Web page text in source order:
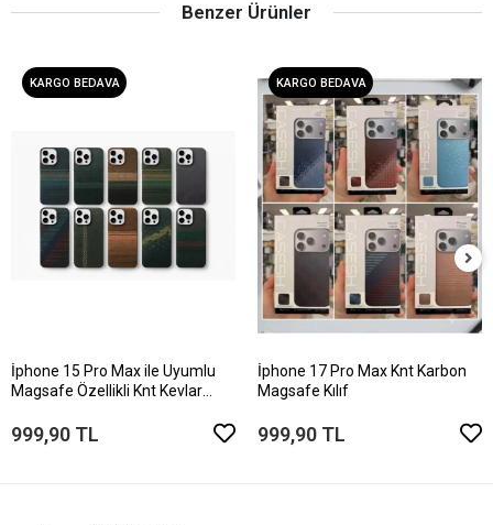
Benzer Ürünler
KARGO BEDAVA
İphone 15 Pro Max ile Uyumlu
Magsafe Özellikli Knt Kevlar
999,90 TL
KARGO BEDAVA
İphone 17 Pro Max Knt Karbon
Magsafe Kılıf
999,90 TL